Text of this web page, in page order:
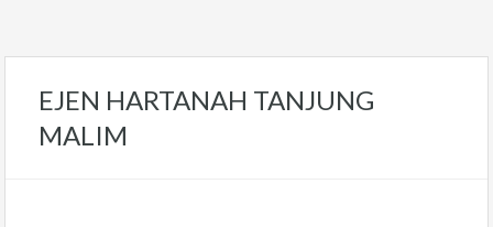
EJEN HARTANAH TANJUNG
MALIM